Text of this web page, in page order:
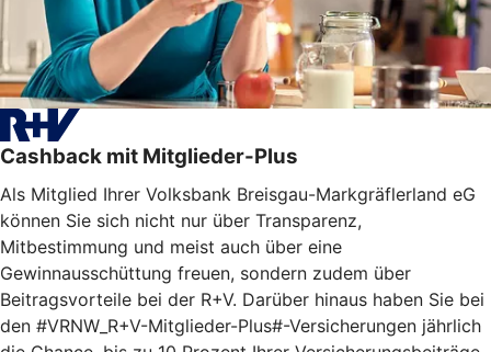
Cashback mit Mitglieder-Plus
Als Mitglied Ihrer Volksbank Breisgau-Markgräflerland eG
können Sie sich nicht nur über Transparenz,
Mitbestimmung und meist auch über eine
Gewinnausschüttung freuen, sondern zudem über
Beitragsvorteile bei der R+V. Darüber hinaus haben Sie bei
den #VRNW_R+V-Mitglieder-Plus#-Versicherungen jährlich